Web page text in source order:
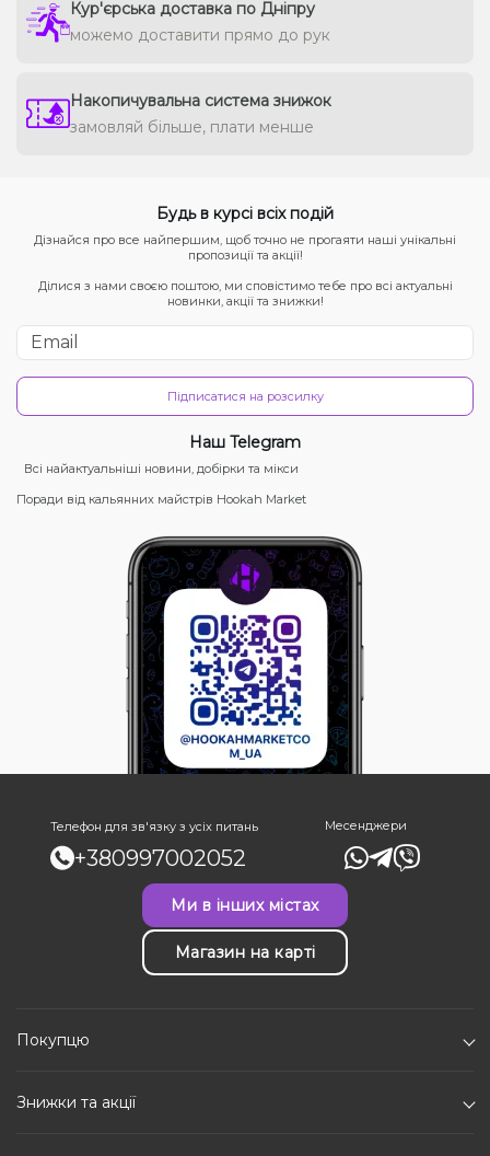
Кур'єрська доставка по Дніпру
можемо доставити прямо до рук
Накопичувальна система знижок
замовляй більше, плати менше
Будь в курсі всіх подій
Дізнайся про все найпершим, щоб точно не прогаяти наші унікальні
пропозиції та акції!
Ділися з нами своєю поштою, ми сповістимо тебе про всі актуальні
новинки, акції та знижки!
Підписатися на розсилку
Наш Telegram
Всі найактуальніші новини, добірки та мікси
Поради від кальянних майстрів Hookah Market
Телефон для зв'язку з усіх питань
+380997002052
Месенджери
Ми в інших містах
Магазин на карті
Покупцю
Знижки та акції